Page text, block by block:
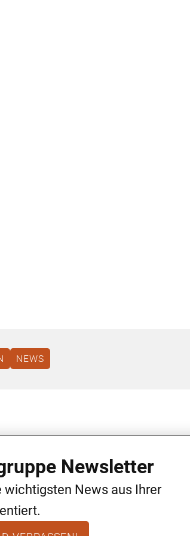
NEWS
Burgring 1/7
Newsletter
wichtigsten News aus Ihrer